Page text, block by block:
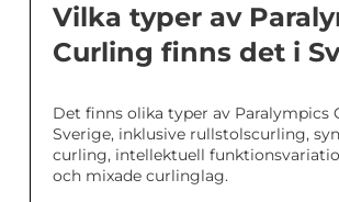
Vilka typer av
Curling finns det i
Det finns olika typer av Paralympics
Sverige, inklusive rullstolscurling,
curling, intellektuell
och mixade curlinglag.